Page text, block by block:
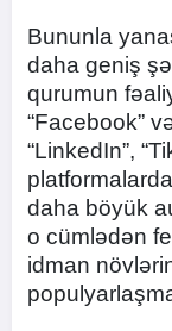
Bununla
daha geniş
qurumun
“Facebook”
“LinkedIn”,
daha böyük
o cümlədən
idman